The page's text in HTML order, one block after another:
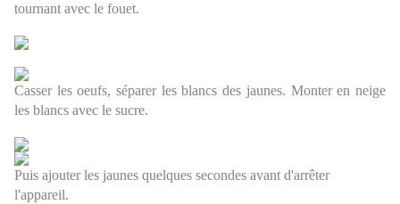
tournant avec le fouet.
Casser les oeufs, séparer les blancs des jaunes. Monter en neige
les blancs avec le sucre.
Puis ajouter les jaunes quelques secondes avant d'arrêter
l'appareil.